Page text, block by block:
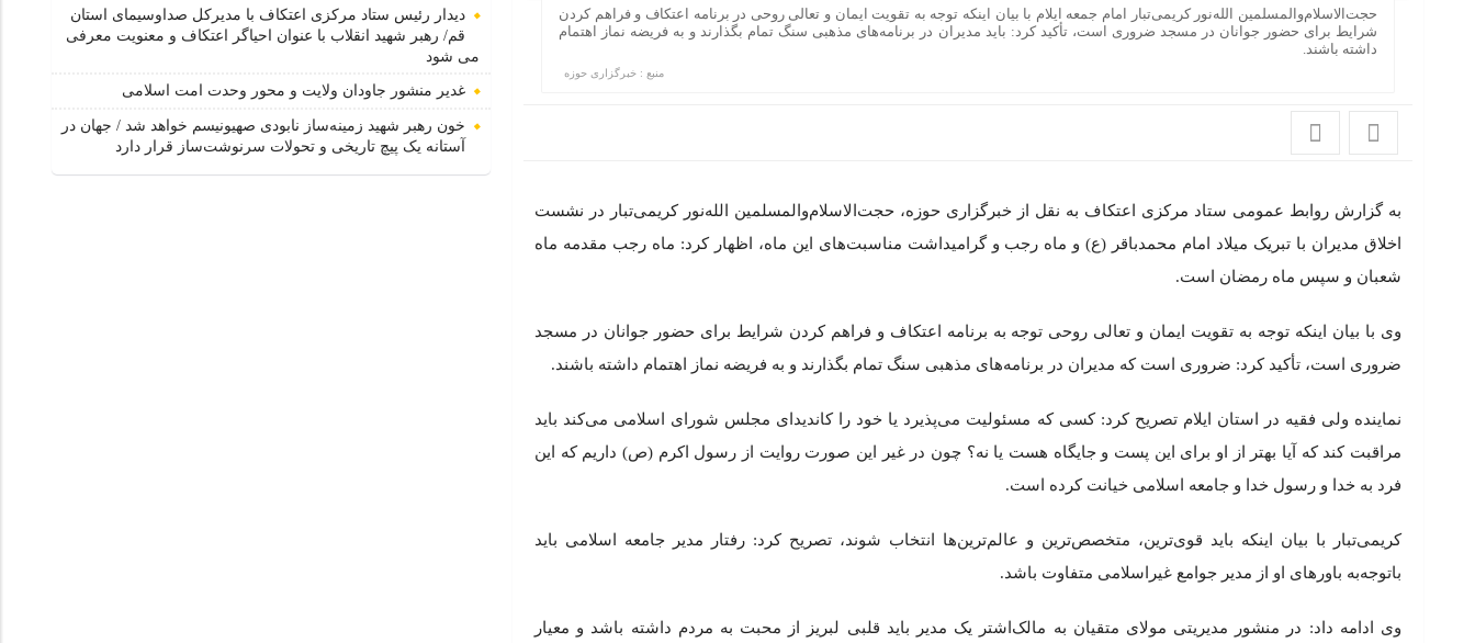
حجت‌الاسلام‌والمسلمین الله‌نور کریمی‌تبار امام جمعه ایلام با بیان اینکه توجه به تقویت ایمان و تعالی روحی در برنامه اعتکاف و فراهم کردن
شرایط برای حضور جوانان در مسجد ضروری است، تأکید کرد: باید مدیران در برنامه‌های مذهبی سنگ تمام بگذارند و به فریضه نماز اهتمام
داشته باشند.
منبع : خبرگزاری حوزه
به گزارش روابط عمومی ستاد مرکزی اعتکاف به نقل از خبرگزاری حوزه، حجت‌الاسلام‌والمسلمین الله‌نور کریمی‌تبار در نشست
اخلاق مدیران با تبریک میلاد امام محمدباقر (ع) و ماه رجب و گرامیداشت مناسبت‌های این ماه، اظهار کرد: ماه رجب مقدمه ماه
شعبان و سپس ماه رمضان است.
وی با بیان اینکه توجه به تقویت ایمان و تعالی روحی توجه به برنامه اعتکاف و فراهم کردن شرایط برای حضور جوانان در مسجد
ضروری است، تأکید کرد: ضروری است که مدیران در برنامه‌های مذهبی سنگ تمام بگذارند و به فریضه نماز اهتمام داشته باشند.
نماینده ولی فقیه در استان ایلام تصریح کرد: کسی که مسئولیت می‌پذیرد یا خود را کاندیدای مجلس شورای اسلامی می‌کند باید
مراقبت کند که آیا بهتر از او برای این پست و جایگاه هست یا نه؟ چون در غیر این صورت روایت از رسول اکرم (ص) داریم که این
فرد به خدا و رسول خدا و جامعه اسلامی خیانت کرده است.
کریمی‌تبار با بیان اینکه باید قوی‌ترین، متخصص‌ترین و عالم‌ترین‌ها انتخاب شوند، تصریح کرد: رفتار مدیر جامعه اسلامی باید
باتوجه‌به باورهای او از مدیر جوامع غیراسلامی متفاوت باشد.
وی ادامه داد: در منشور مدیریتی مولای متقیان به مالک‌اشتر یک مدیر باید قلبی لبریز از محبت به مردم داشته باشد و معیار
دیدار رئیس ستاد مرکزی اعتکاف با مدیرکل صداوسیمای استان
قم/ رهبر شهید انقلاب با عنوان احیاگر اعتکاف و معنویت معرفی
می شود
غدیر منشور جاودان ولایت و محور وحدت امت اسلامی
خون رهبر شهید زمینه‌ساز نابودی صهیونیسم خواهد شد / جهان در
آستانه یک پیچ تاریخی و تحولات سرنوشت‌ساز قرار دارد